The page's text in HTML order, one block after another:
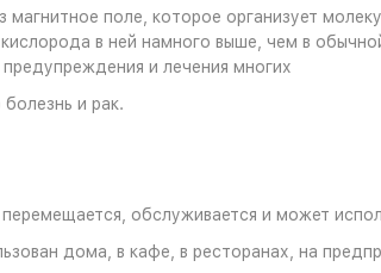
магнитное поле, которое организует
в ней намного выше, чем в
и лечения многих
и рак.
обслуживается и может
дома, в кафе, в ресторанах, на